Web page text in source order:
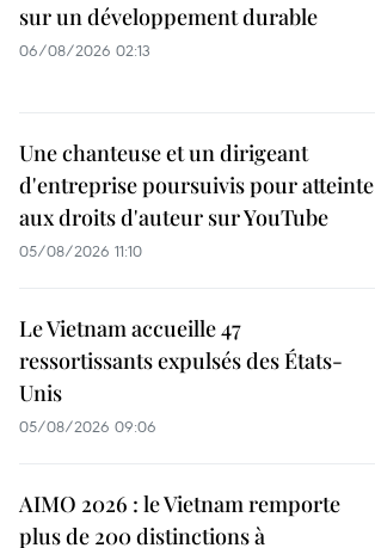
sur un développement durable
06/08/2026 02:13
Une chanteuse et un dirigeant
d'entreprise poursuivis pour atteinte
aux droits d'auteur sur YouTube
05/08/2026 11:10
Le Vietnam accueille 47
ressortissants expulsés des États-
Unis
05/08/2026 09:06
AIMO 2026 : le Vietnam remporte
plus de 200 distinctions à